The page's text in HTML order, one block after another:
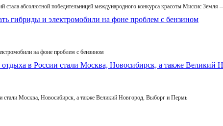
абсолютной победительницей международного конкурса красоты Миссис
на фоне проблем с бензином
стали Москва, Новосибирск, а также Великий Новгород, Выборг и Пермь